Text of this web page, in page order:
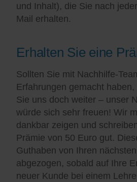
und Inhalt), die Sie nach
Mail erhalten.
Erhalten Sie eine
Sollten Sie mit Nachhilfe-
Erfahrungen gemacht
Sie uns doch weiter – unser
würde sich sehr freuen! Wir
dankbar zeigen und
Prämie von 50 Euro gut.
Guthaben von Ihren
abgezogen, sobald auf Ihre
neuer Kunde bei einem